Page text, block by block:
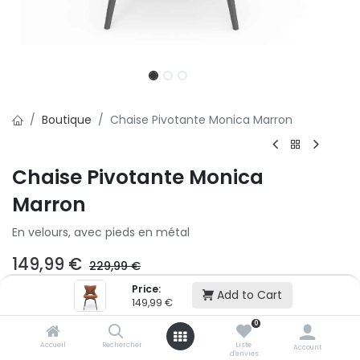
Price:
149,99 € Add to Cart
Accueil Rechercher
0
Liste
d'envies
Account
Boutique Chaise Pivotante Monica Marron
Chaise Pivotante Monica
Marron
En velours, avec pieds en métal
149,99 € 229,99€
Ajouter au panier